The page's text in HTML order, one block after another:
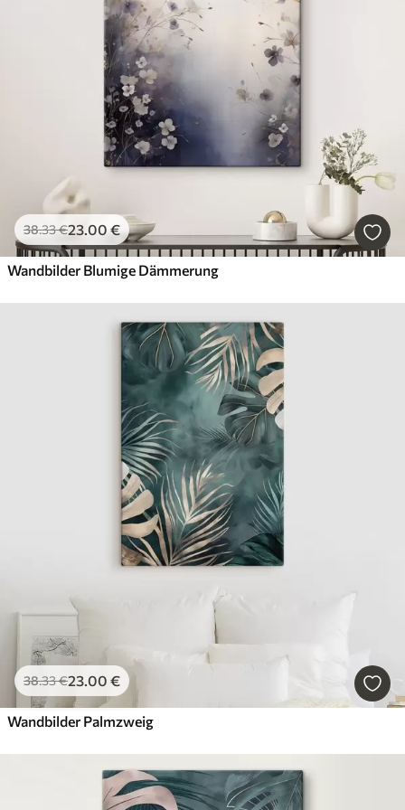
38.33€23.00 €
Wandbilder Blumige Dämmerung
38.33€23.00 €
Wandbilder Palmzweig